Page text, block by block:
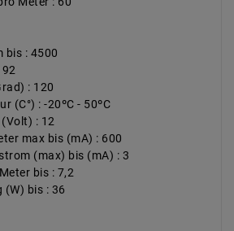
bis : 4500
: 120
(C°) : -20ºC - 50ºC
: 12
max bis (mA) : 600
(max) bis (mA) : 3
bis : 7,2
bis : 36